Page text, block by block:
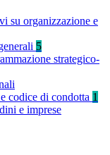
su organizzazione e
5
strategico-
codice di condotta 1
e imprese